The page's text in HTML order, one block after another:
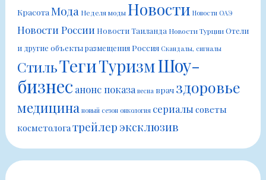
Красота Мода Неделя моды Новости Новости ОАЭ
Новости России Новости Таиланда Новости ТурцииОтели
и другие объекты размещенияРоссия Скандалы, сигналы
СтильТегиТуризмШоу-
бизнес анонс показа весна врач здоровье
медицина новый сезон онкология сериалы советы
косметологатрейлер эксклюзив